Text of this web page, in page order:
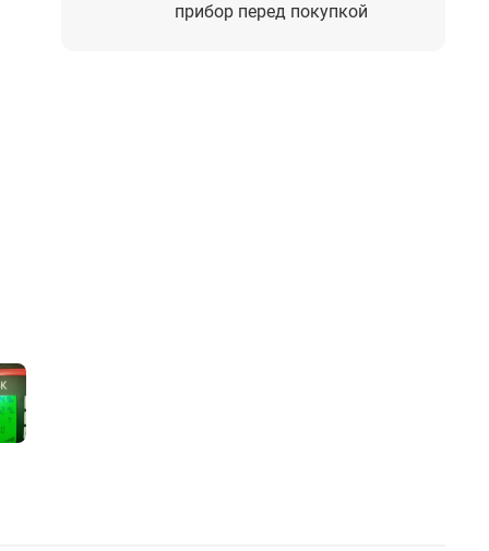
прибор перед покупкой